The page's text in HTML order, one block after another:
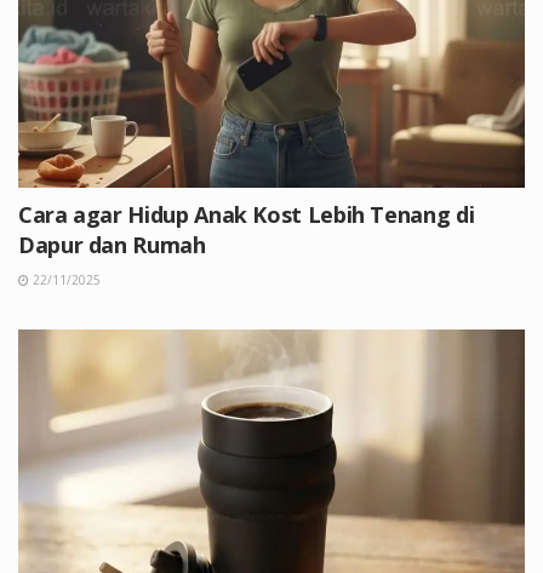
Cara agar Hidup Anak Kost Lebih Tenang di
Dapur dan Rumah
22/11/2025